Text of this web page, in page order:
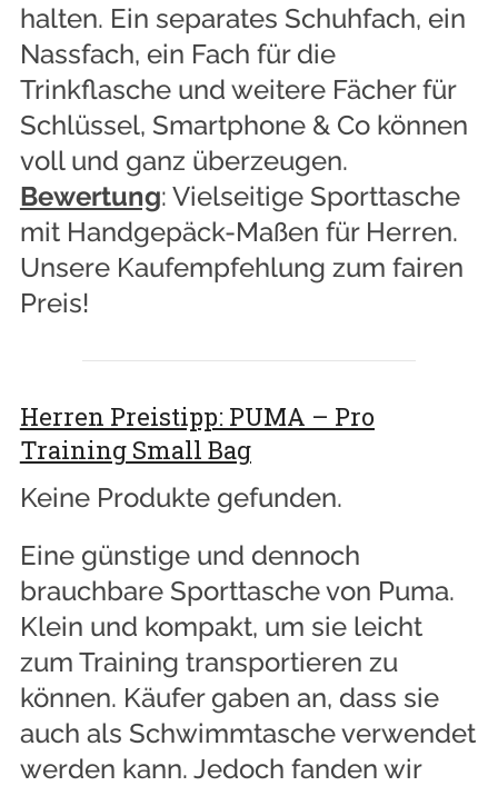
halten. Ein separates Schuhfach, ein
Nassfach, ein Fach für die
Trinkflasche und weitere Fächer für
Schlüssel, Smartphone & Co können
voll und ganz überzeugen.
Bewertung: Vielseitige Sporttasche
mit Handgepäck-Maßen für Herren.
Unsere Kaufempfehlung zum fairen
Preis!
Herren Preistipp: PUMA – Pro
Training Small Bag
Keine Produkte gefunden.
Eine günstige und dennoch
brauchbare Sporttasche von Puma.
Klein und kompakt, um sie leicht
zum Training transportieren zu
können. Käufer gaben an, dass sie
auch als Schwimmtasche verwendet
werden kann. Jedoch fanden wir